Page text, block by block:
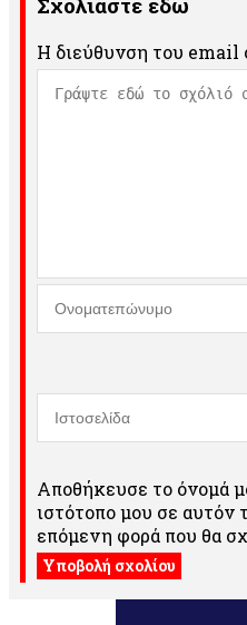
Η διεύθυνση του email
Αποθήκευσε το όνομά
ιστότοπο μου σε αυτόν
επόμενη φορά που θα